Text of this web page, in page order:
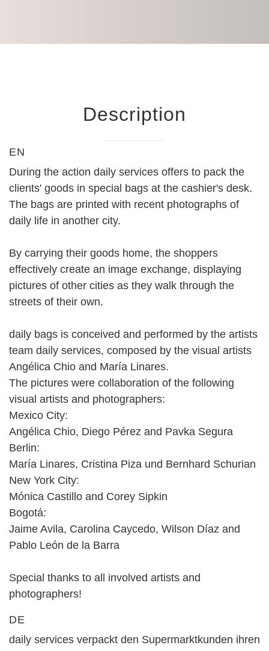
Description
EN
During the action daily services offers to pack the
clients' goods in special bags at the cashier's desk.
The bags are printed with recent photographs of
daily life in another city.
By carrying their goods home, the shoppers
effectively create an image exchange, displaying
pictures of other cities as they walk through the
streets of their own.
daily bags is conceived and performed by the artists
team daily services, composed by the visual artists
Angélica Chio and María Linares.
The pictures were collaboration of the following
visual artists and photographers:
Mexico City:
Angélica Chio, Diego Pérez and Pavka Segura
Berlin:
María Linares, Cristina Piza und Bernhard Schurian
New York City:
Mónica Castillo and Corey Sipkin
Bogotá:
Jaime Avila, Carolina Caycedo, Wilson Díaz and
Pablo León de la Barra
Special thanks to all involved artists and
photographers!
DE
daily services verpackt den Supermarktkunden ihren